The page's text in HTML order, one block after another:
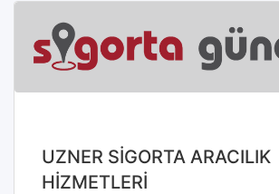
UZNER SİGORTA ARACILIK
HİZMETLERİ